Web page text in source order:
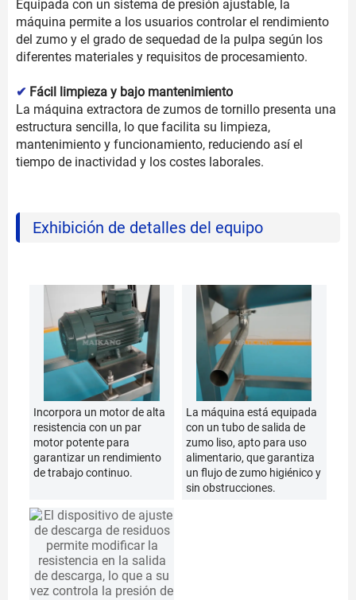
Equipada con un sistema de presión ajustable, la
máquina permite a los usuarios controlar el rendimiento
del zumo y el grado de sequedad de la pulpa según los
diferentes materiales y requisitos de procesamiento.
✔ Fácil limpieza y bajo mantenimiento
La máquina extractora de zumos de tornillo presenta una
estructura sencilla, lo que facilita su limpieza,
mantenimiento y funcionamiento, reduciendo así el
tiempo de inactividad y los costes laborales.
Exhibición de detalles del equipo
Incorpora un motor de alta
resistencia con un par
motor potente para
garantizar un rendimiento
de trabajo continuo.
La máquina está equipada
con un tubo de salida de
zumo liso, apto para uso
alimentario, que garantiza
un flujo de zumo higiénico y
sin obstrucciones.